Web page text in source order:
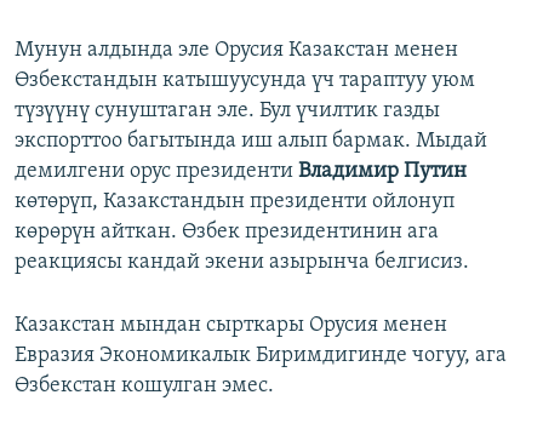
Мунун алдында эле Орусия Казакстан менен
Өзбекстандын катышуусунда үч тараптуу уюм
түзүүнү сунуштаган эле. Бул үчилтик газды
экспорттоо багытында иш алып бармак. Мыдай
демилгени орус президенти Владимир Путин
көтөрүп, Казакстандын президенти ойлонуп
көрөрүн айткан. Өзбек президентинин ага
реакциясы кандай экени азырынча белгисиз.
Казакстан мындан сырткары Орусия менен
Евразия Экономикалык Биримдигинде чогуу, ага
Өзбекстан кошулган эмес.